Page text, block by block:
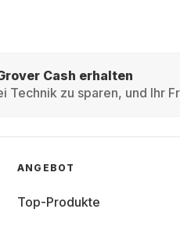
Cash erhalten
Technik zu sparen, und Ihr
ANGEBOT
Top-Produkte